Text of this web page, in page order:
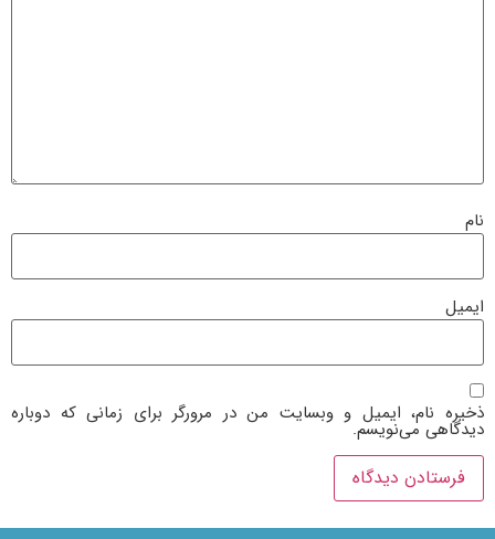
نام
ایمیل
ذخیره نام، ایمیل و وبسایت من در مرورگر برای زمانی که دوباره
دیدگاهی می‌نویسم.